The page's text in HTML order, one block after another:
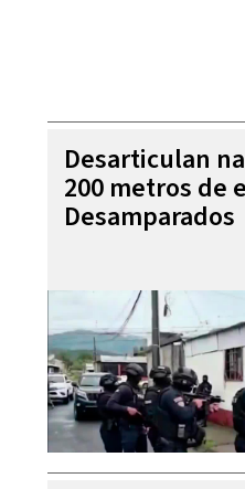
Desarticulan
200 metros de
Desamparados